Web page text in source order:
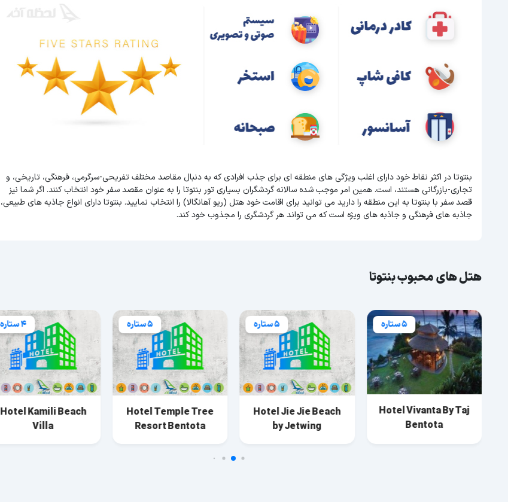
بنتوتا در اکثر نقاط خود دارای اغلب ویژگی های منطقه ای برای جذب افرادی که به دنبال مقاصد مختلف تفریحی-سرگرمی، فرهنگی، تاریخی، و
تجاری-بازرگانی هستند، است. همین امر موجب شده سالانه گردشگران بسیاری تور بنتوتا را به عنوان مقصد سفر خود انتخاب کنند. اگر شما نیز
قصد سفر با بنتوتا به این منطقه را دارید می توانید برای اقامت خود هتل (ریو آهانگالا) را انتخاب نمایید. بنتوتا دارای انواع جاذبه های طبیعی،
جاذبه های فرهنگی و جاذبه های ویژه است که می تواند هر گردشگری را مجذوب خود کند.
هتل های محبوب بنتوتا
5 ستاره
Hotel Vivanta By Taj
Bentota
5 ستاره
Hotel Jie Jie Beach
by Jetwing
5 ستاره
Hotel Temple Tree
Resort Bentota
4 ستاره
Hotel Kamili Beach
Villa